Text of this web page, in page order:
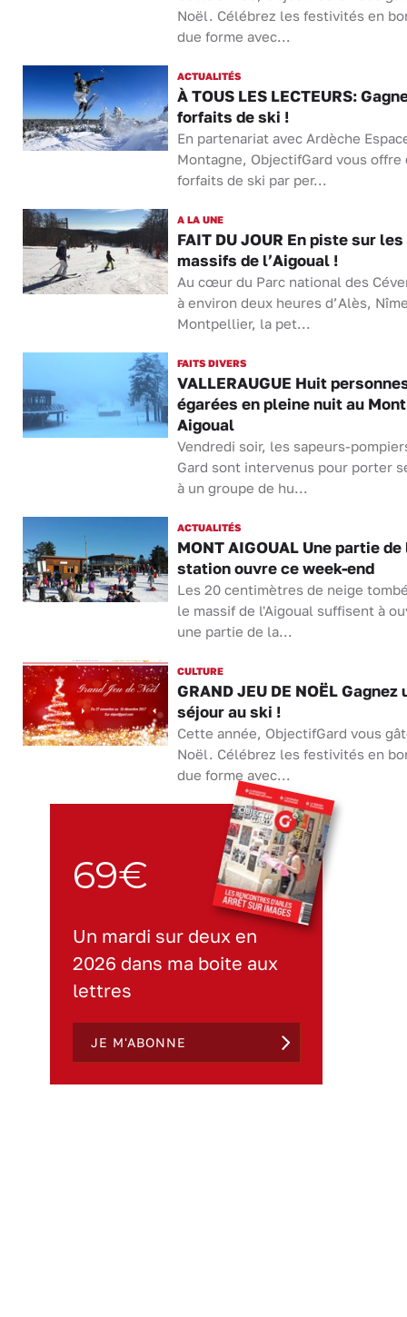
Noël. Célébrez les festivités en
due forme avec...
ACTUALITÉS
À TOUS LES LECTEURS:
forfaits de ski !
En partenariat avec Ardèche
Montagne, ObjectifGard vous offre
forfaits de ski par per...
A LA UNE
FAIT DU JOUR En piste sur les
massifs de l’Aigoual !
Au cœur du Parc national des
à environ deux heures d’Alès,
Montpellier, la pet...
FAITS DIVERS
VALLERAUGUE Huit
égarées en pleine nuit au Mont
Aigoual
Vendredi soir, les sapeurs-
Gard sont intervenus pour porter
à un groupe de hu...
ACTUALITÉS
MONT AIGOUAL Une partie de
station ouvre ce week-end
Les 20 centimètres de neige
le massif de l'Aigoual suffisent à
une partie de la...
CULTURE
GRAND JEU DE NOËL Gagnez
séjour au ski !
Cette année, ObjectifGard vous
Noël. Célébrez les festivités en
due forme avec...
69€
Un mardi sur deux en
2026 dans ma boite aux
lettres
JE M'ABONNE